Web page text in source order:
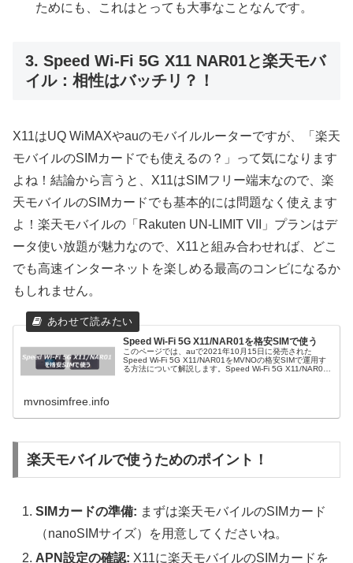
ためにも、これはとっても大事なことなんです。
3. Speed Wi-Fi 5G X11 NAR01と楽天モバ
イル：相性はバッチリ？！
X11はUQ WiMAXやauのモバイルルーターですが、「楽天
モバイルのSIMカードでも使えるの？」って気になります
よね！結論から言うと、X11はSIMフリー端末なので、楽
天モバイルのSIMカードでも基本的には問題なく使えます
よ！楽天モバイルの「Rakuten UN-LIMIT VII」プランはデ
ータ使い放題が魅力なので、X11と組み合わせれば、どこ
でも高速インターネットを楽しめる最高のコンビになるか
もしれません。
Speed Wi-Fi 5G X11/NAR01を格安SIMで使う
このページでは、auで2021年10月15日に発売された
Speed Wi-Fi 5G X11/NAR01をMVNOの格安SIMで運用す
る方法について解説します。Speed Wi-Fi 5G X11/NAR01
mvnosimfree.info
楽天モバイルで使うためのポイント！
SIMカードの準備: まずは楽天モバイルのSIMカード
（nanoSIMサイズ）を用意してくださいね。
APN設定の確認: X11に楽天モバイルのSIMカードを